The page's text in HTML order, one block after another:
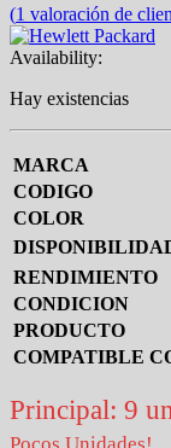
(1 valoración de
Availability:
Hay existencias
MARCA
CODIGO
COLOR
RENDIMIENTO
CONDICION
PRODUCTO
COMPATIBLE
Principal: 9